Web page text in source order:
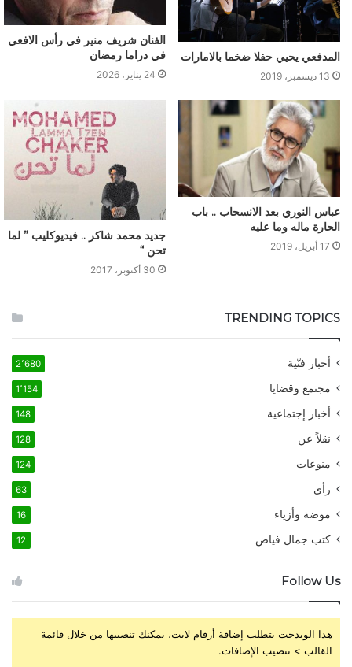
المدفعي يحيي حفلا ضخما بالامارات
13 ديسمبر، 2019
الفنان شريف منير في رأس الافعي
في دراما رمضان
24 يناير، 2026
عباس النوري بعد الانسحاب .. باب
الحارة ماله وما عليه
17 أبريل، 2019
جديد محمد شاكر .. فيديوكليب ” لما
تحن “
30 أكتوبر، 2017
TRENDING TOPICS
أخبار فنّية 2٬680
مجتمع وقضايا 1٬154
أخبار إجتماعية 148
نقلاً عن 128
منوعات 124
رأي 63
موضة وأزياء 16
كتب جمال فياض 12
Follow Us
هذا الويدجت يتطلب إضافة أرقام لايت، يمكنك تنصيبها من خلال قائمة
القالب > تنصيب الإضافات.